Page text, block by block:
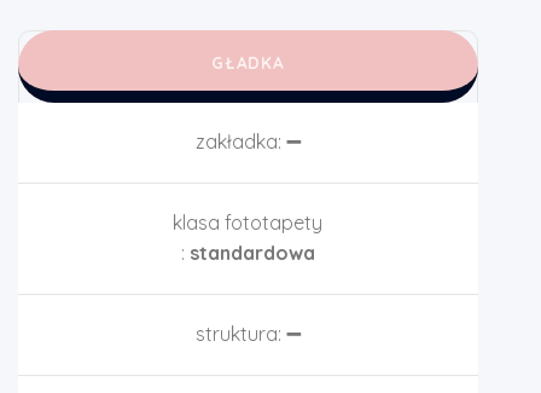
GŁADKA
zakładka: ➖
klasa fototapety
: standardowa
struktura: ➖